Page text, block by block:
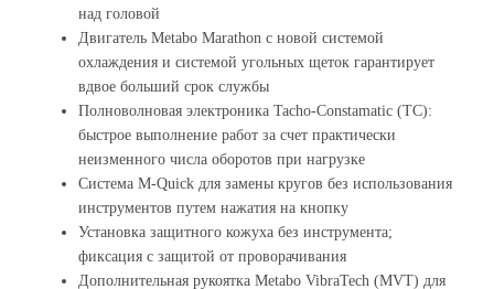
над головой
Двигатель Metabo Marathon с новой системой
охлаждения и системой угольных щеток гарантирует
вдвое больший срок службы
Полноволновая электроника Tacho-Constamatic (TC):
быстрое выполнение работ за счет практически
неизменного числа оборотов при нагрузке
Система M-Quick для замены кругов без использования
инструментов путем нажатия на кнопку
Установка защитного кожуха без инструмента;
фиксация с защитой от проворачивания
Дополнительная рукоятка Metabo VibraTech (MVT) для